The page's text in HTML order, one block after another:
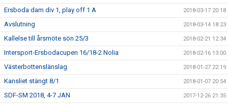
Ersboda dam div 1, play off 1 A 2018-03-17 20:18
Avslutning 2018-03-14 18:23
Kallelse till årsmöte sön 25/3 2018-02-21 12:34
Intersport-Ersbodacupen 16/18-2 Nolia 2018-02-16 13:00
Västerbottenslänslag 2018-01-27 22:19
Kansliet stängt 8/1 2018-01-07 20:54
SDF-SM 2018, 4-7 JAN 2017-12-26 21:35